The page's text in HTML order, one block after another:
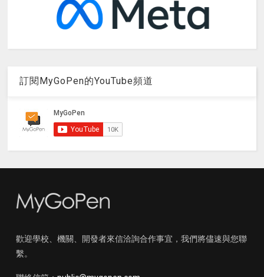
訂閱MyGoPen的YouTube頻道
歡迎學校、機關、開發者來信洽詢合作事宜，我們將儘速與您聯
繫。